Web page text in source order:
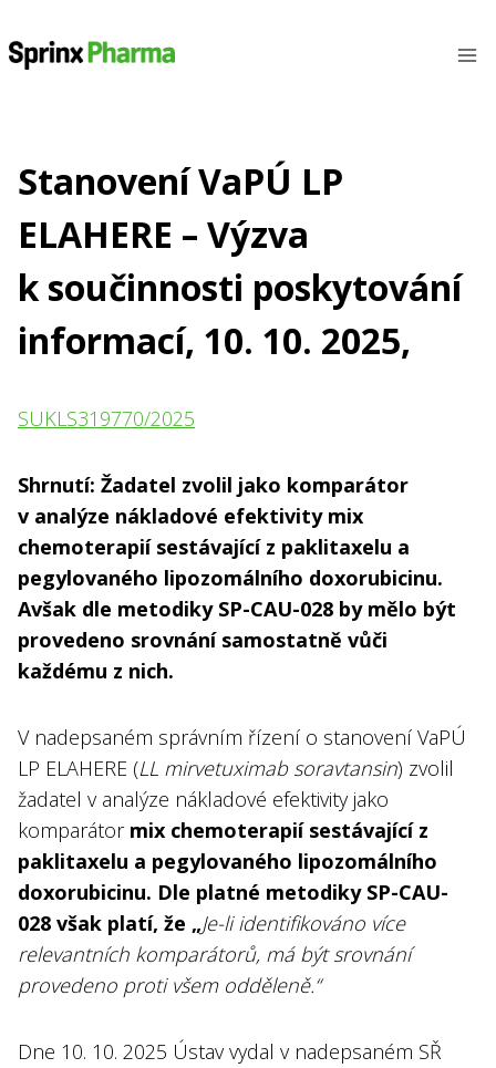
na
obsah
Stanovení VaPÚ LP
ELAHERE – Výzva
k součinnosti poskytování
informací, 10. 10. 2025,
SUKLS319770/2025
Shrnutí: Žadatel zvolil jako komparátor
v analýze nákladové efektivity mix
chemoterapií sestávající z paklitaxelu a
pegylovaného lipozomálního doxorubicinu.
Avšak dle metodiky SP-CAU-028 by mělo být
provedeno srovnání samostatně vůči
každému z nich.
V nadepsaném správním řízení o stanovení VaPÚ
LP ELAHERE (LL mirvetuximab soravtansin) zvolil
žadatel v analýze nákladové efektivity jako
komparátor mix chemoterapií sestávající z
paklitaxelu a pegylovaného lipozomálního
doxorubicinu. Dle platné metodiky SP-CAU-
028 však platí, že „Je-li identifikováno více
relevantních komparátorů, má být srovnání
provedeno proti všem odděleně.“
Dne 10. 10. 2025 Ústav vydal v nadepsaném SŘ